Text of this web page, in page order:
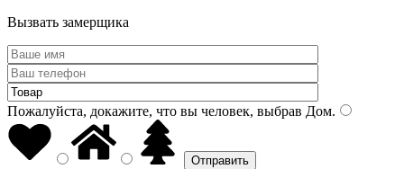
Вызвать замерщика
Пожалуйста, докажите, что вы человек, выбрав Дом.